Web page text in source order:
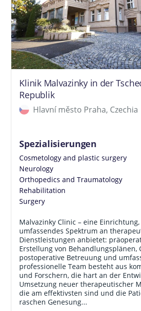
Klinik Malvazinky in der
Republik
Hlavní město Praha, Czechia
Spezialisierungen
Cosmetology and plastic surgery
Neurology
Orthopedics and Traumatology
Rehabilitation
Surgery
Malvazinky Clinic – eine
umfassendes Spektrum an
Dienstleistungen anbietet:
Erstellung von Behandlungsplänen,
postoperative Betreuung und
professionelle Team besteht aus
und Forschern, die hart an der
Umsetzung neuer therapeutischer
die am effektivsten sind und die
raschen Genesung...